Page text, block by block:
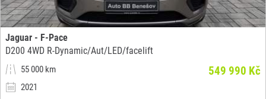
Jaguar - F-Pace
D200 4WD R-Dynamic/Aut/LED/facelift
55 000 km
2021
549 990 Kč